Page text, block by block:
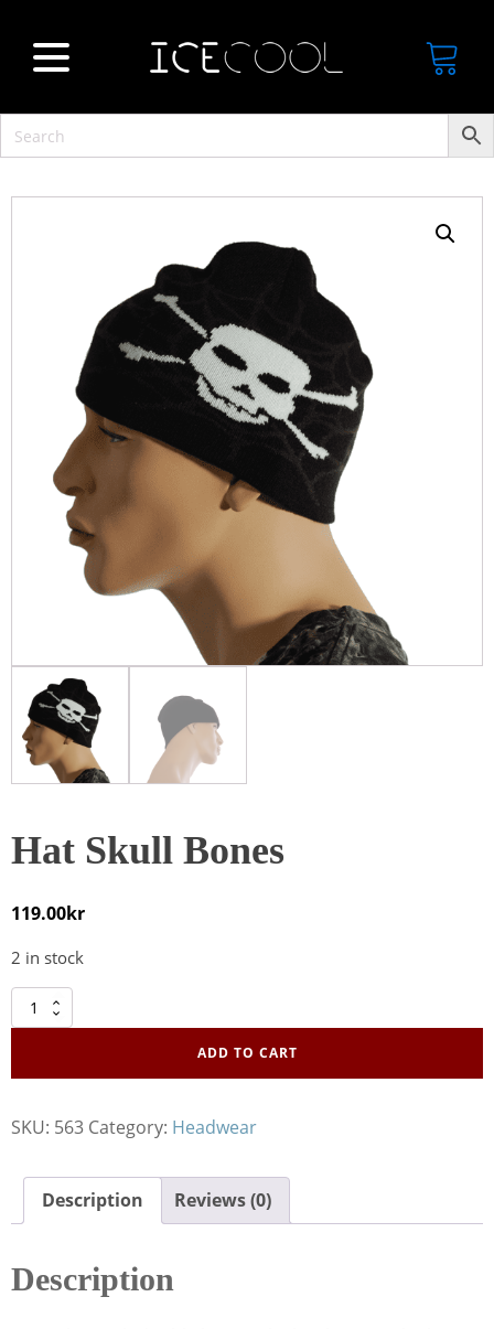
Hat Skull Bones
119.00kr
2 in stock
Hat
Skull
ADD TO CART
SKU: 563 Category: Headwear
Description Reviews (0)
Description